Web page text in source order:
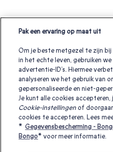
Pak een ervaring op maat uit
Om je beste metgezel te zijn
in het echte leven, gebruiken
advertentie-ID’s. Hiermee
analyseren we het gebruik van
gepersonaliseerde en niet-
Je kunt alle cookies accepteren,
Cookie-instellingen of
cookies te accepteren. Lees
* Gegevensbescherming -
Bongo* voor meer informatie.